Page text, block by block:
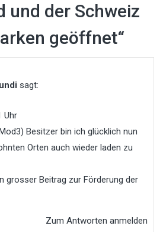
und der Schweiz
geöffnet“
sagt:
Uhr
Besitzer bin ich glücklich nun
Orten auch wieder laden zu
grosser Beitrag zur Förderung der
Zum Antworten anmelden